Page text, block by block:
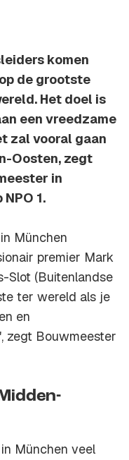
komen
de grootste
Het doel is
een vreedzame
zal vooral gaan
Oosten, zegt
in
1.
München
premier Mark
Slot (Buitenlandse
ter wereld als je
en
zegt Bouwmeester
München veel